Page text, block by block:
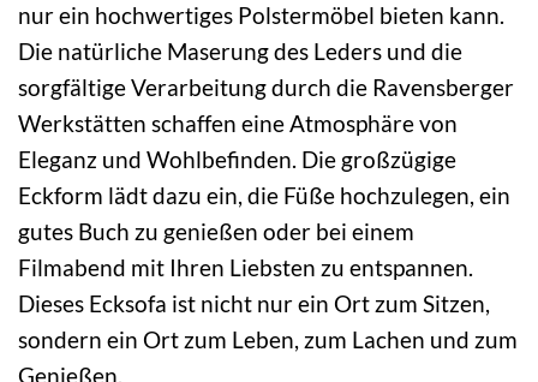
nur ein hochwertiges Polstermöbel bieten kann.
Die natürliche Maserung des Leders und die
sorgfältige Verarbeitung durch die Ravensberger
Werkstätten schaffen eine Atmosphäre von
Eleganz und Wohlbefinden. Die großzügige
Eckform lädt dazu ein, die Füße hochzulegen, ein
gutes Buch zu genießen oder bei einem
Filmabend mit Ihren Liebsten zu entspannen.
Dieses Ecksofa ist nicht nur ein Ort zum Sitzen,
sondern ein Ort zum Leben, zum Lachen und zum
Genießen.